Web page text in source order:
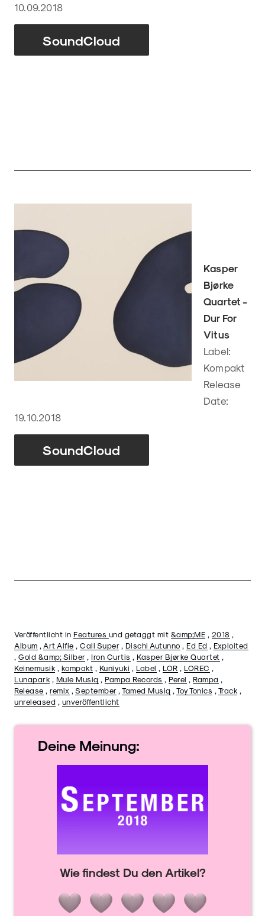
10.09.2018
SoundCloud
Kasper
Bjørke
Quartet -
Dur For
Vitus
Label:
Kompakt
Release
Date:
19.10.2018
SoundCloud
Veröffentlicht in Features und getaggt mit &amp;ME 2018
Album
Art Alfie Call Super, Dischi Autunno Ed Ed
Exploited
Gold &amp; Silber, Iron Curtis Kasper Bjørke Quartet
Keinemusik
kompakt Kuniyuki Label LOR LOREC
Lunapark
Mule Musiq Pampa Records Perel Rampa
Release
remix September, Tamed Musiq Toy Tonics Track
unreleased
unveröffentlicht
Deine Meinung:
Wie findest Du den Artikel?